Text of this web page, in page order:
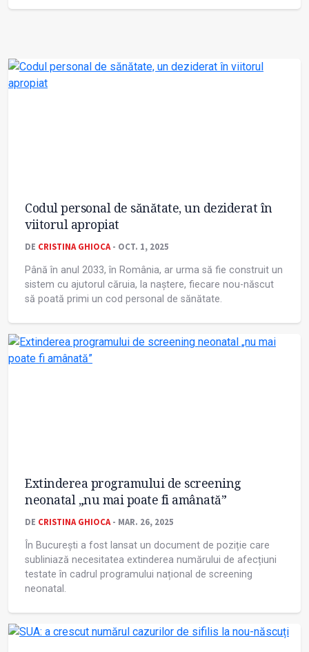
Codul personal de sănătate, un deziderat în
viitorul apropiat
DE CRISTINA GHIOCA- OCT. 1, 2025
Până în anul 2033, în România, ar urma să fie construit un
sistem cu ajutorul căruia, la naștere, fiecare nou-născut
să poată primi un cod personal de sănătate.
Extinderea programului de screening
neonatal „nu mai poate fi amânată”
DE CRISTINA GHIOCA- MAR. 26, 2025
În București a fost lansat un document de poziție care
subliniază necesitatea extinderea numărului de afecțiuni
testate în cadrul programului național de screening
neonatal.